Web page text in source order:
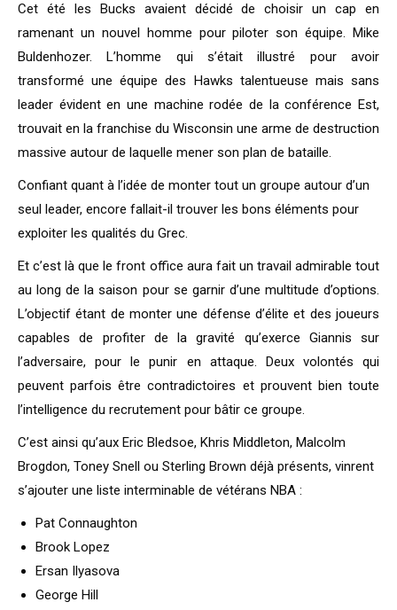
Cet été les Bucks avaient décidé de choisir un cap en
ramenant un nouvel homme pour piloter son équipe. Mike
Buldenhozer. L’homme qui s’était illustré pour avoir
transformé une équipe des Hawks talentueuse mais sans
leader évident en une machine rodée de la conférence Est,
trouvait en la franchise du Wisconsin une arme de destruction
massive autour de laquelle mener son plan de bataille.
Confiant quant à l’idée de monter tout un groupe autour d’un
seul leader, encore fallait-il trouver les bons éléments pour
exploiter les qualités du Grec.
Et c’est là que le front office aura fait un travail admirable tout
au long de la saison pour se garnir d’une multitude d’options.
L’objectif étant de monter une défense d’élite et des joueurs
capables de profiter de la gravité qu’exerce Giannis sur
l’adversaire, pour le punir en attaque. Deux volontés qui
peuvent parfois être contradictoires et prouvent bien toute
l’intelligence du recrutement pour bâtir ce groupe.
C’est ainsi qu’aux Eric Bledsoe, Khris Middleton, Malcolm
Brogdon, Toney Snell ou Sterling Brown déjà présents, vinrent
s’ajouter une liste interminable de vétérans NBA :
Pat Connaughton
Brook Lopez
Ersan Ilyasova
George Hill